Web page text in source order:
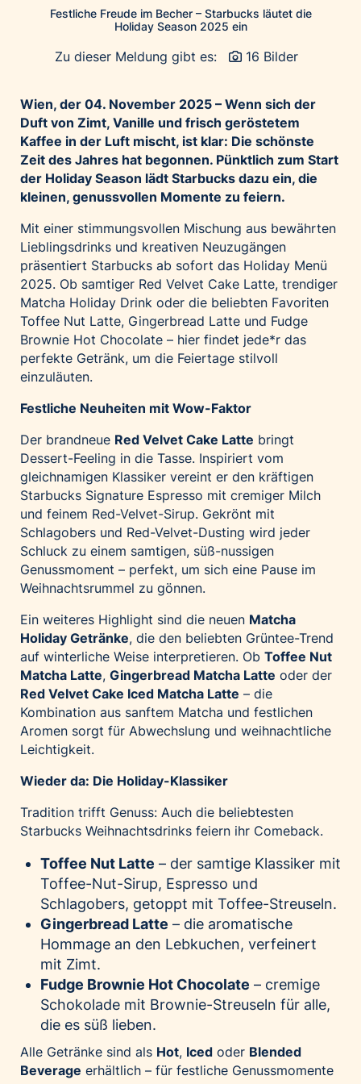
Palfinger AG
REXEL Austria
Superbrands Austria
Tante Fanny
Vollpension
win2day
woom bikes
Kontakt
Festliche Freude im Becher – Starbucks läutet die
Holiday Season 2025 ein
Zu dieser Meldung gibt es: 16 Bilder
Wien, der 04. November 2025 – Wenn sich der
Duft von Zimt, Vanille und frisch geröstetem
Kaffee in der Luft mischt, ist klar: Die schönste
Zeit des Jahres hat begonnen. Pünktlich zum Start
der Holiday Season lädt Starbucks dazu ein, die
kleinen, genussvollen Momente zu feiern.
Mit einer stimmungsvollen Mischung aus bewährten
Lieblingsdrinks und kreativen Neuzugängen
präsentiert Starbucks ab sofort das Holiday Menü
2025. Ob samtiger Red Velvet Cake Latte, trendiger
Matcha Holiday Drink oder die beliebten Favoriten
Toffee Nut Latte, Gingerbread Latte und Fudge
Brownie Hot Chocolate – hier findet jede*r das
perfekte Getränk, um die Feiertage stilvoll
einzuläuten.
Festliche Neuheiten mit Wow-Faktor
Der brandneue Red Velvet Cake Latte bringt
Dessert-Feeling in die Tasse. Inspiriert vom
gleichnamigen Klassiker vereint er den kräftigen
Starbucks Signature Espresso mit cremiger Milch
und feinem Red-Velvet-Sirup. Gekrönt mit
Schlagobers und Red-Velvet-Dusting wird jeder
Schluck zu einem samtigen, süß-nussigen
Genussmoment – perfekt, um sich eine Pause im
Weihnachtsrummel zu gönnen.
Ein weiteres Highlight sind die neuen Matcha
Holiday Getränke, die den beliebten Grüntee-Trend
auf winterliche Weise interpretieren. Ob Toffee Nut
Matcha Latte, Gingerbread Matcha Latte oder der
Red Velvet Cake Iced Matcha Latte – die
Kombination aus sanftem Matcha und festlichen
Aromen sorgt für Abwechslung und weihnachtliche
Leichtigkeit.
Wieder da: Die Holiday-Klassiker
Tradition trifft Genuss: Auch die beliebtesten
Starbucks Weihnachtsdrinks feiern ihr Comeback.
Toffee Nut Latte – der samtige Klassiker mit
Toffee-Nut-Sirup, Espresso und
Schlagobers, getoppt mit Toffee-Streuseln.
Gingerbread Latte – die aromatische
Hommage an den Lebkuchen, verfeinert
mit Zimt.
Fudge Brownie Hot Chocolate – cremige
Schokolade mit Brownie-Streuseln für alle,
die es süß lieben.
Alle Getränke sind als Hot, Iced oder Blended
Beverage erhältlich – für festliche Genussmomente